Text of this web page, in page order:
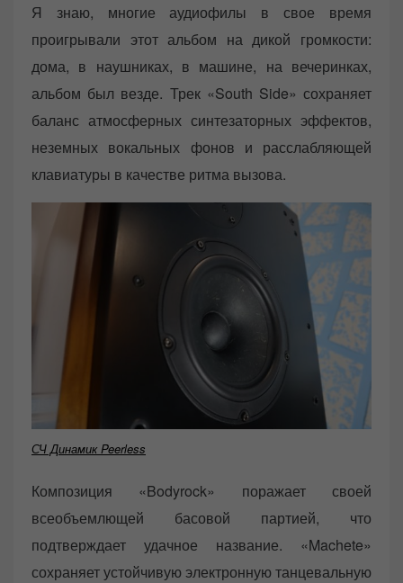
Я знаю, многие аудиофилы в свое время
проигрывали этот альбом на дикой громкости:
дома, в наушниках, в машине, на вечеринках,
альбом был везде. Трек «South Side» сохраняет
баланс атмосферных синтезаторных эффектов,
неземных вокальных фонов и расслабляющей
клавиатуры в качестве ритма вызова.
СЧ Динамик Peerless
Композиция «Bodyrock» поражает своей
всеобъемлющей басовой партией, что
подтверждает удачное название. «Machete»
сохраняет устойчивую электронную танцевальную